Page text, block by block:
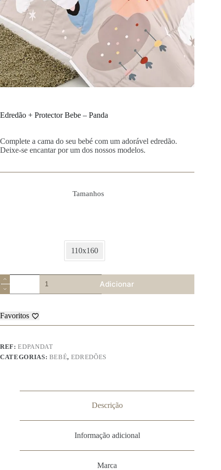
Edredão + Protector Bebe – Panda
Complete a cama do seu bebé com um adorável edredão.
Deixe-se encantar por um dos nossos modelos.
Tamanhos
110x160
Quantidade
de
Edredão
Protector
Bebe
-
Adicionar
Favoritos
REF:EDPANDAT
CATEGORIAS: BEBÉ, EDREDÕES
Descrição
Informação adicional
Marca